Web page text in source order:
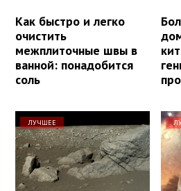
Как быстро и легко
очистить
межплиточные швы в
ванной: понадобится
соль
ЛУЧШЕЕ